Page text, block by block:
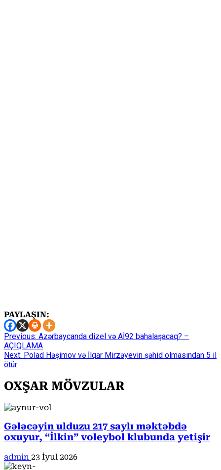
PAYLAŞIN:
Continue
Reading
Previous: Azərbaycanda dizel və Aİ92 bahalaşacaq? –
AÇIQLAMA
Next: Polad Həşimov və İlqar Mirzəyevin şəhid olmasından 5 il
ötür
OXŞAR MÖVZULAR
Gələcəyin ulduzu 217 saylı məktəbdə
oxuyur, “İlkin” voleybol klubunda yetişir
admin 23 İyul 2026